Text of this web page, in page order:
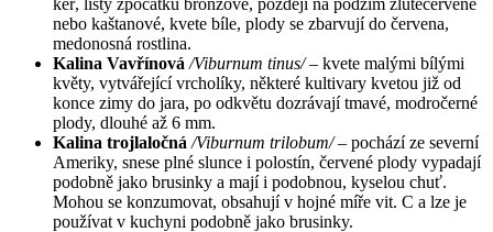
keř, listy zpočátku bronzové, později na podzim žlutěčervené
nebo kaštanové, kvete bíle, plody se zbarvují do červena,
medonosná rostlina.
Kalina Vavřínová /Viburnum tinus/– kvete malými bílými
květy, vytvářející vrcholíky, některé kultivary kvetou již od
konce zimy do jara, po odkvětu dozrávají tmavé, modročerné
plody, dlouhé až 6 mm.
Kalina trojlaločná /Viburnum trilobum/– pochází ze severní
Ameriky, snese plné slunce i polostín, červené plody vypadají
podobně jako brusinky a mají i podobnou, kyselou chuť.
Mohou se konzumovat, obsahují v hojné míře vit. C a lze je
používat v kuchyni podobně jako brusinky.